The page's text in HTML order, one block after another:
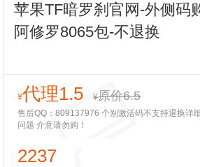
苹果TF暗罗刹官网-外侧码
阿修罗8065包-不退换
¥代理1.5 ¥原价6.5
售后QQ：809137976 个别激活码不支持退换详
问题 介意请勿购！
2237